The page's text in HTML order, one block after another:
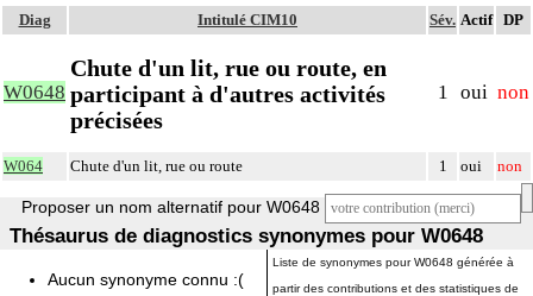
Diag Intitulé CIM10 Sév. Actif DP
W0648
Chute d'un lit, rue ou route, en
participant à d'autres activités
précisées
1 oui non
W064 Chute d'un lit, rue ou route 1 oui non
Proposer un nom alternatif pour W0648
Thésaurus de diagnostics synonymes pour W0648
Aucun synonyme connu :(
Liste de synonymes pour W0648 générée à
partir des contributions et des statistiques de